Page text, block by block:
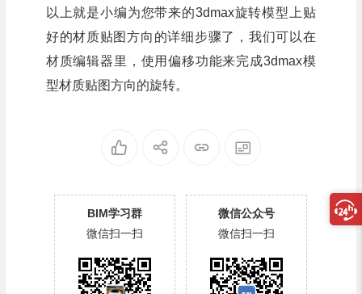
以上就是小编为您带来的3dmax旋转模型上贴
好的材质贴图方向的详细步骤了，我们可以在
材质编辑器里，使用偏移功能来完成3dmax模
型材质贴图方向的旋转。
BIM学习群
微信扫一扫
微信公众号
微信扫一扫